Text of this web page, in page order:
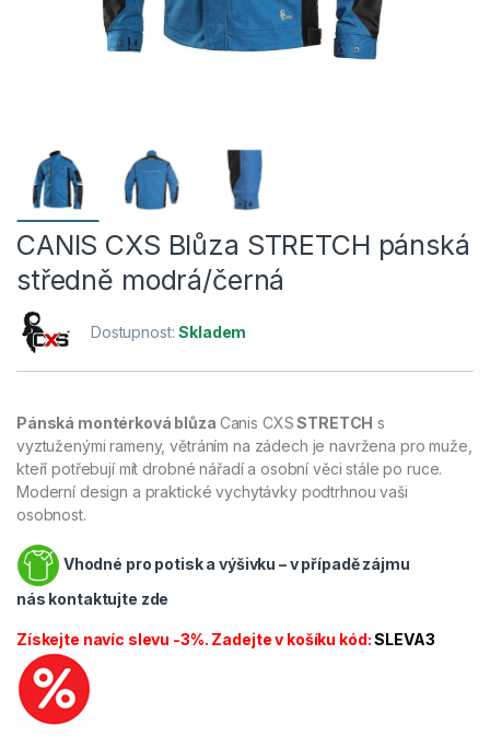
CANIS CXS Blůza STRETCH pánská
středně modrá/černá
Dostupnost:Skladem
Pánská montérková blůza Canis CXSSTRETCH s
vyztuženými rameny, větráním na zádech je navržena pro muže,
kteří potřebují mít drobné nářadí a osobní věci stále po ruce.
Moderní design a praktické vychytávky podtrhnou vaši
osobnost.
Vhodné pro potisk a výšivku – v případě zájmu
nás kontaktujte zde
Získejte navíc slevu -3%. Zadejte v košíku kód:SLEVA3